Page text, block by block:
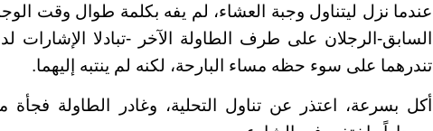
عندما نزل ليتناول وجبة العشاء، لم يفه بكلمة طوال وقت
السابق-الرجلان على طرف الطاولة الآخر -تبادلا الإشارات
تندرهما على سوء حظه مساء البارحة، لكنه لم ينتبه إليهما.
أكل بسرعة، اعتذر عن تناول التحلية، وغادر الطاولة فجأة